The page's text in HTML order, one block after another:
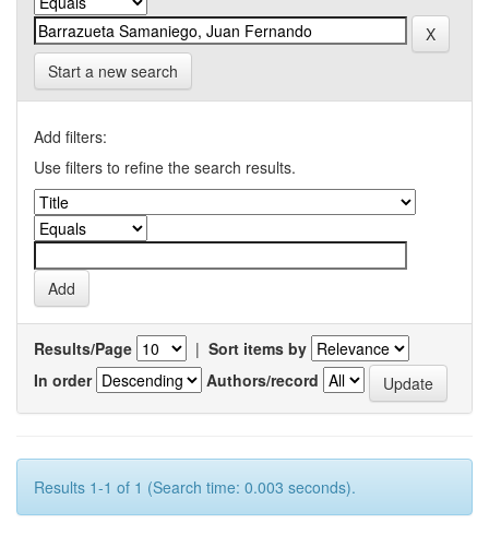
Start a new search
Add filters:
Use filters to refine the search results.
Results/Page | Sort items by
In order
Authors/record
Results 1-1 of 1 (Search time: 0.003 seconds).